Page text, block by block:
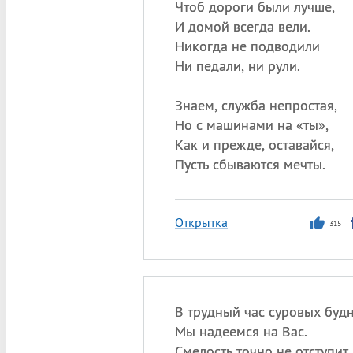
Чтоб дороги были лучше,
И домой всегда вели.
Никогда не подводили
Ни педали, ни рули.
Знаем, служба непростая,
Но с машинами на «ты»,
Как и прежде, оставайся,
Пусть сбываются мечты.
Открытка 315
В трудный час суровых
Мы надеемся на Вас.